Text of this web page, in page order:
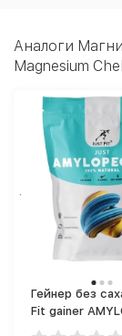
Аналоги
Magnesium
Гейнер без
Fit gainer
(1000 г)